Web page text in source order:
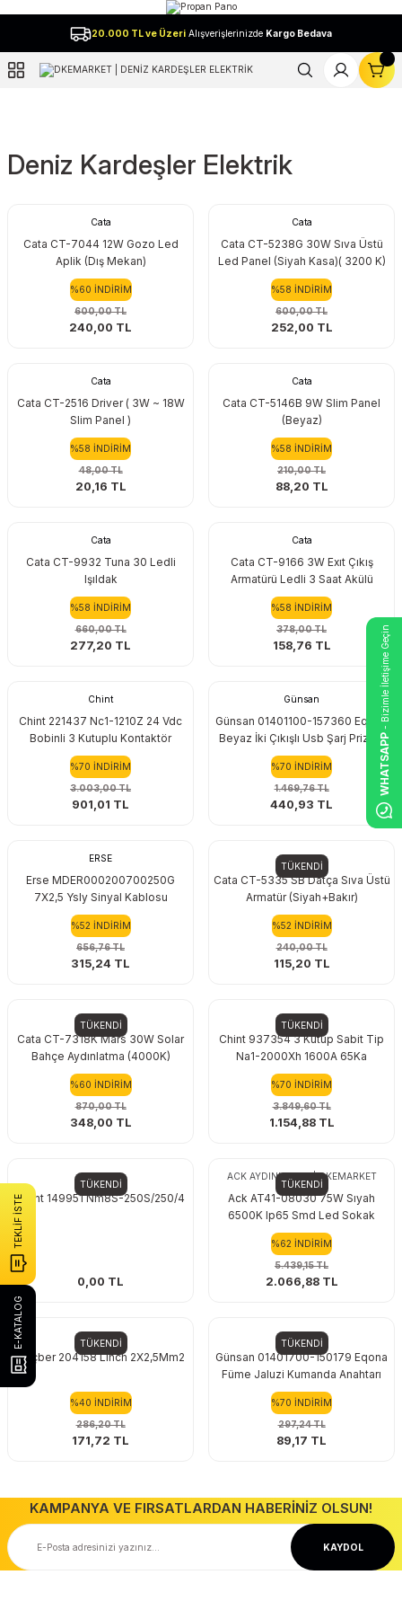
20.000 TL ve Üzeri Alışverişlerinizde Kargo Bedava
Deniz Kardeşler Elektrik
Cata
Cata CT-7044 12W Gozo Led
Aplik (Dış Mekan)
%60 İNDİRİM
600,00 TL
240,00 TL
Cata
Cata CT-5238G 30W Sıva Üstü
Led Panel (Siyah Kasa)( 3200 K)
%58 İNDİRİM
600,00 TL
252,00 TL
Cata
Cata CT-2516 Driver ( 3W ~ 18W
Slim Panel )
%58 İNDİRİM
48,00 TL
20,16 TL
Cata
Cata CT-5146B 9W Slim Panel
(Beyaz)
%58 İNDİRİM
210,00 TL
88,20 TL
Cata
Cata CT-9932 Tuna 30 Ledli
Işıldak
%58 İNDİRİM
660,00 TL
277,20 TL
Cata
Cata CT-9166 3W Exıt Çıkış
Armatürü Ledli 3 Saat Akülü
%58 İNDİRİM
378,00 TL
158,76 TL
Chint
Chint 221437 Nc1-1210Z 24 Vdc
Bobinli 3 Kutuplu Kontaktör
%70 İNDİRİM
3.003,00 TL
901,01 TL
Günsan
Günsan 01401100-157360 Eqona
Beyaz İki Çıkışlı Usb Şarj Priz 5V
%70 İNDİRİM
1.469,76 TL
440,93 TL
ERSE
Erse MDER000200700250G
7X2,5 Ysly Sinyal Kablosu
%52 İNDİRİM
656,76 TL
315,24 TL
TÜKENDİ
Cata
Cata CT-5335 SB Datça Sıva Üstü
Armatür (Siyah+Bakır)
%52 İNDİRİM
240,00 TL
115,20 TL
TÜKENDİ
Cata
Cata CT-7318K Mars 30W Solar
Bahçe Aydınlatma (4000K)
%60 İNDİRİM
870,00 TL
348,00 TL
TÜKENDİ
Chint
Chint 937354 3 Kutup Sabit Tip
Na1-2000Xh 1600A 65Ka
%70 İNDİRİM
3.849,60 TL
1.154,88 TL
TÜKENDİ
Chint
Chint 149951 Nm8S-250S/250/4
0,00 TL
TÜKENDİ
ACK AYDINLATMA | DKEMARKET
Ack AT41-08030 75W Sıyah
6500K Ip65 Smd Led Sokak
Armatürü
%62 İNDİRİM
5.439,15 TL
2.066,88 TL
TÜKENDİ
REÇBER
Reçber 204158 Lıhch 2X2,5Mm2
%40 İNDİRİM
286,20 TL
171,72 TL
TÜKENDİ
Günsan
Günsan 01401700-150179 Eqona
Füme Jaluzi Kumanda Anahtarı
%70 İNDİRİM
297,24 TL
89,17 TL
Ücretsiz Kargo
20.000 TL ve Üzeri Ücretsiz Kargo
Taksit Seçeneği
Kredi Kartı ile Alışveriş
KAMPANYA VE FIRSATLARDAN HABERİNİZ OLSUN!
KAYDOL
TEKLİF İSTE
E-KATALOG
WHATSAPP
- Bizimle İletişime Geçin